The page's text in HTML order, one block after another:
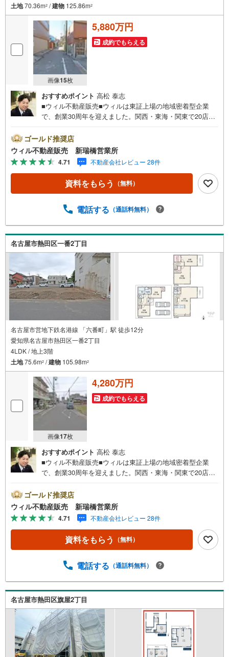
土地70.36m2 /建物 125.86m2
画像15枚
5,880万円
成約でもらえる
おすすめポイント 高松 泰志
■ウィル不動産販売■ウィルは東証上場の地域密着型企業
で、創業30周年を迎えました。関西・東海・関東で20店舗
です。新瑞橋駅から徒歩1分の店舗には、キッズスペースや
おむつ替えスペースを完備しており、お子様連れのお客様
も安心してご利用いただけます。●平日のお住まい探しの方
へ●弊社では平日にご内覧や契約を希望されるお客様のため
に、「平日会員制度」という割引プランをご用意していま
す。●お仕事で忙しい方へ●午前10時から午後7時まで、毎
間外でのご内覧にも対応いたします。また、オンライン内
弊社は定休日なく営業しており、当日のご内覧も承りま
す。弊社で掲載している物件以外にもご紹介可能ですの
で、一度ご相談ください。●その他の相談もプロが対応●物
件に関することはもちろん、住宅ローンなどの資金面やリ
フォームに関することなど、お住まいに関するどんなこと
でもお気軽にご相談ください。
ゴールド推奨店
ウィル不動産販売 新瑞橋営業所
4.71 不動産会社レビュー 28件
資料をもらう （無料）
電話する （通話料無料）
名古屋市熱田区一番2丁目
名古屋市営地下鉄名港線 「六番町」駅 徒歩12分
愛知県名古屋市熱田区一番2丁目
4LDK / 地上3階
土地75.6m2 /建物 105.98m2
画像17枚
4,280万円
成約でもらえる
おすすめポイント 高松 泰志
■ウィル不動産販売■ウィルは東証上場の地域密着型企業
で、創業30周年を迎えました。関西・東海・関東で20店舗
です。新瑞橋駅から徒歩1分の店舗には、キッズスペースや
おむつ替えスペースを完備しており、お子様連れのお客様
も安心してご利用いただけます。●平日のお住まい探しの方
へ●弊社では平日にご内覧や契約を希望されるお客様のため
に、「平日会員制度」という割引プランをご用意していま
す。●お仕事で忙しい方へ●午前10時から午後7時まで、毎
間外でのご内覧にも対応いたします。また、オンライン内
弊社は定休日なく営業しており、当日のご内覧も承りま
す。弊社で掲載している物件以外にもご紹介可能ですの
で、一度ご相談ください。●その他の相談もプロが対応●物
件に関することはもちろん、住宅ローンなどの資金面やリ
フォームに関することなど、お住まいに関するどんなこと
でもお気軽にご相談ください。
ゴールド推奨店
ウィル不動産販売 新瑞橋営業所
4.71 不動産会社レビュー 28件
資料をもらう （無料）
電話する （通話料無料）
名古屋市熱田区旗屋2丁目